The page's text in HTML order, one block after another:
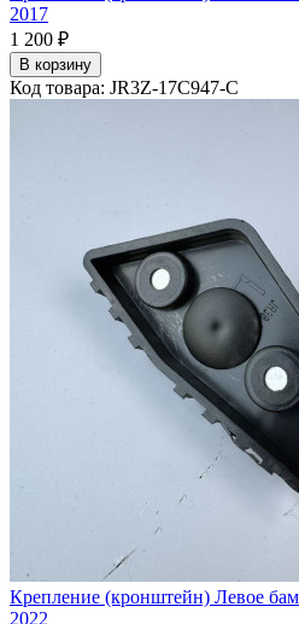
2017
1 200 ₽
В корзину
Код товара: JR3Z-17C947-C
Крепление (кронштейн) Левое
2022